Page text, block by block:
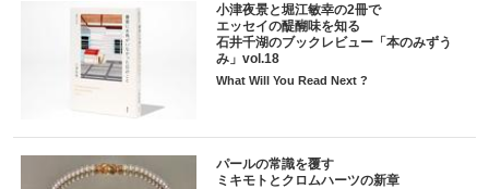
小津夜景と堀江敏幸の2冊で
エッセイの醍醐味を知る
石井千湖のブックレビュー「本のみずう
み」vol.18
What Will You Read Next ?
パールの常識を覆す
ミキモトとクロムハーツの新章